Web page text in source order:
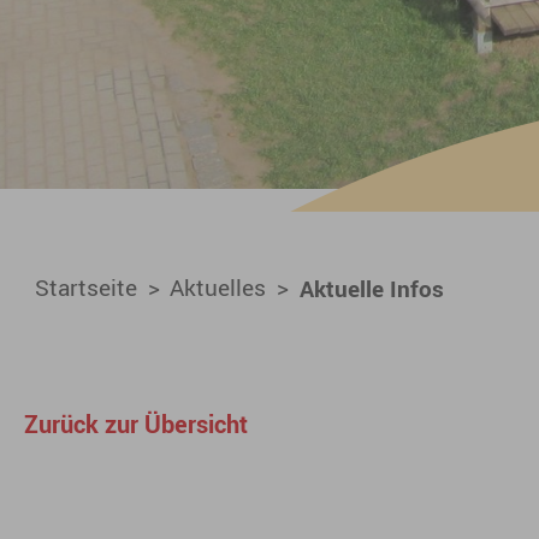
Startseite Aktuelles Aktuelle Infos
Zurück zur Übersicht